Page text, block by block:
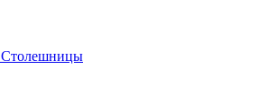
Столешницы